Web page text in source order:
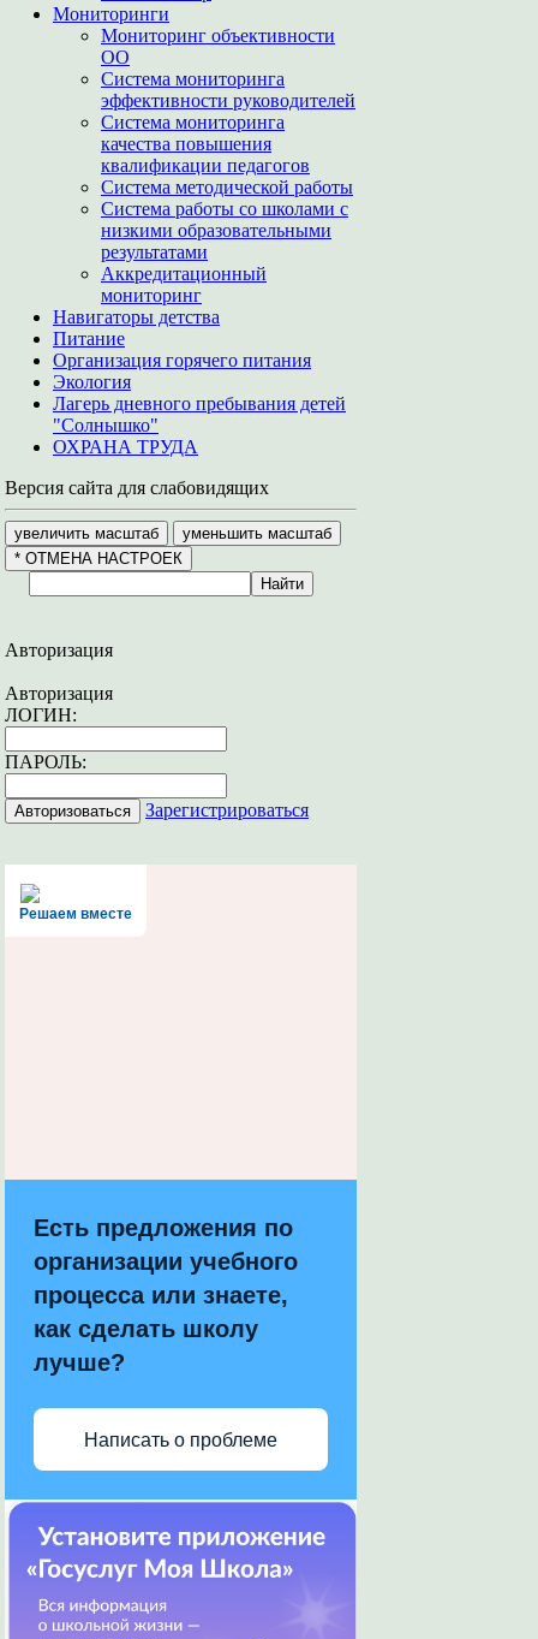
Мониторинги
Мониторинг объективности
ОО
Система мониторинга
эффективности руководителей
Система мониторинга
качества повышения
квалификации педагогов
Система методической работы
Система работы со школами с
низкими образовательными
результатами
Аккредитационный
мониторинг
Навигаторы детства
Питание
Организация горячего питания
Экология
Лагерь дневного пребывания детей
"Солнышко"
ОХРАНА ТРУДА
Версия сайта для слабовидящих
Авторизация
Авторизация
ЛОГИН:
ПАРОЛЬ:
Зарегистрироваться
Решаем вместе
Есть предложения по
организации учебного
процесса или знаете,
как сделать школу
лучше?
Написать о проблеме